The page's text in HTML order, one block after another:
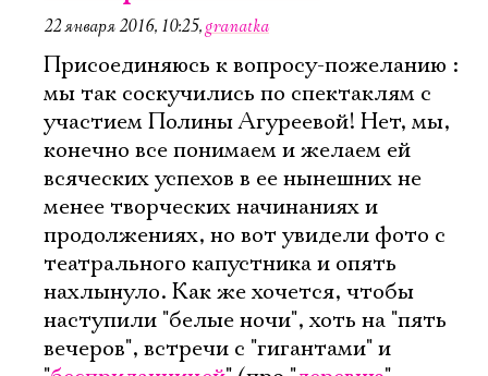
22 января 2016, 10:25,granatka
Присоединяюсь к вопросу-пожеланию :
мы так соскучились по спектаклям с
участием Полины Агуреевой! Нет, мы,
конечно все понимаем и желаем ей
всяческих успехов в ее нынешних не
менее творческих начинаниях и
продолжениях, но вот увидели фото с
театрального капустника и опять
нахлынуло. Как же хочется, чтобы
наступили "белые ночи", хоть на "пять
вечеров", встречи с "гигантами" и